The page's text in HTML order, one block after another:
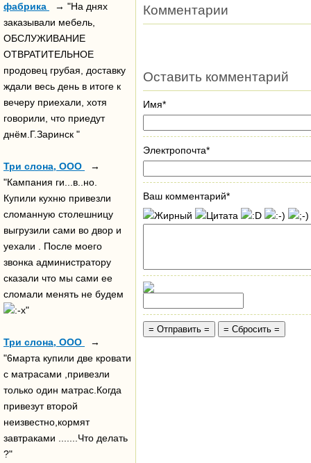
фабрика
→ "На днях
заказывали мебель,
ОБСЛУЖИВАНИЕ
ОТВРАТИТЕЛЬНОЕ
продовец грубая, доставку
ждали весь день в итоге к
вечеру приехали, хотя
говорили, что приедут
днём.Г.Заринск "
Три слона, ООО
→
"Кампания ги...в..но.
Купили кухню привезли
сломанную столешницу
выгрузили сами во двор и
уехали . После моего
звонка администратору
сказали что мы сами ее
сломали менять не будем
"
Три слона, ООО
→
"6марта купили две кровати
с матрасами ,привезли
только один матрас.Когда
привезут второй
неизвестно,кормят
завтраками .......Что делать
?"
Комментарии
Оставить комментарий
Имя*
Электропочта*
Ваш комментарий*